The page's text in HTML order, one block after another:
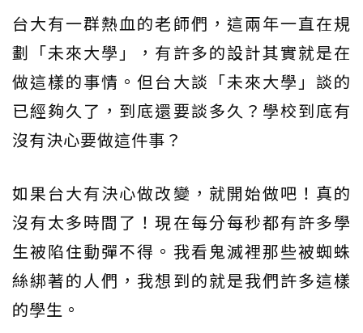
台大有一群熱血的老師們，這兩年一直在規
劃「未來大學」，有許多的設計其實就是在
做這樣的事情。但台大談「未來大學」談的
已經夠久了，到底還要談多久？學校到底有
沒有決心要做這件事？
如果台大有決心做改變，就開始做吧！真的
沒有太多時間了！現在每分每秒都有許多學
生被陷住動彈不得。我看鬼滅裡那些被蜘蛛
絲綁著的人們，我想到的就是我們許多這樣
的學生。